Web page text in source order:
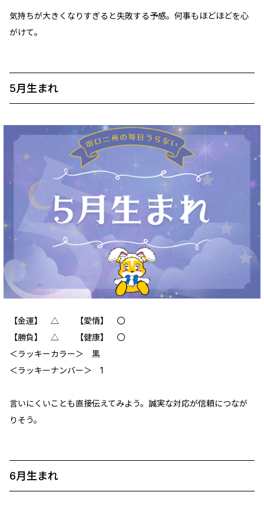
気持ちが大きくなりすぎると失敗する予感。何事もほどほどを心
がけて。
5月生まれ
【金運】 △ 【愛情】 〇
【勝負】 △ 【健康】 〇
＜ラッキーカラー＞ 黒
＜ラッキーナンバー＞ 1
言いにくいことも直接伝えてみよう。誠実な対応が信頼につなが
りそう。
6月生まれ